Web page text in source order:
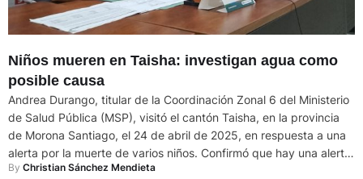
Niños mueren en Taisha: investigan agua como
posible causa
Andrea Durango, titular de la Coordinación Zonal 6 del Ministerio
de Salud Pública (MSP), visitó el cantón Taisha, en la provincia
de Morona Santiago, el 24 de abril de 2025, en respuesta a una
alerta por la muerte de varios niños. Confirmó que hay una alerta
epidemiológica y declaró: “se está haciendo un análisis de …
By Christian Sánchez Mendieta